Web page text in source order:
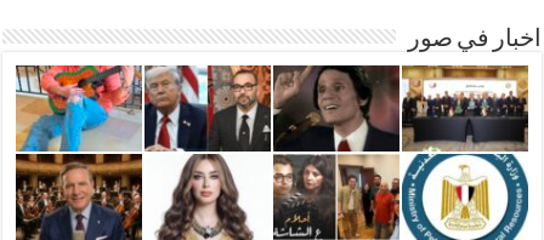
اخبار في صور